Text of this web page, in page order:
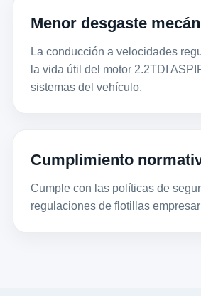
Menor desgaste
La conducción a velocidades
la vida útil del motor 2.2TDI
sistemas del vehículo.
Cumplimiento
Cumple con las políticas de
regulaciones de flotillas